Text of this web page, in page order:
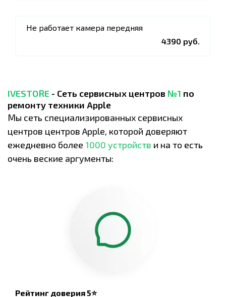
Не работает камера передняя
4390 руб.
IVESTORE - Сеть сервисных центров №1 по
ремонту техники Apple
Мы сеть специализированных сервисных
центров центров Apple, которой доверяют
ежедневно более 1000 устройств и на то есть
очень веские аргументы:
Рейтинг доверия 5⭐